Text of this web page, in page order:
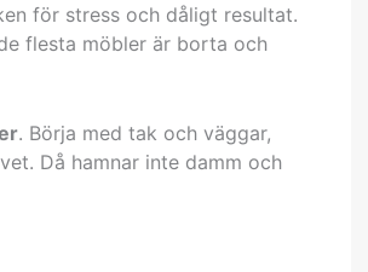
för stress och dåligt resultat.
flesta möbler är borta och
. Börja med tak och väggar,
Då hamnar inte damm och